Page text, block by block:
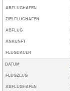
ABFLUGHAFEN
ZIELFLUGHAFEN
ABFLUG
ANKUNFT
FLUGDAUER
DATUM
FLUGZEUG
ABFLUGHAFEN